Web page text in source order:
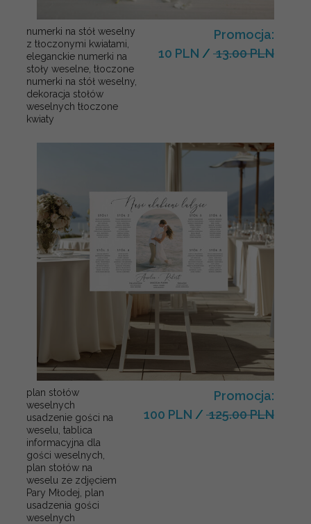
numerki na stół weselny
z tłoczonymi kwiatami,
eleganckie numerki na
stoły weselne, tłoczone
numerki na stół weselny,
dekoracja stołów
weselnych tłoczone
kwiaty
Promocja:
10 PLN / 13.00 PLN
plan stołów
weselnych
usadzenie gości na
weselu, tablica
informacyjna dla
gości weselnych,
plan stołów na
weselu ze zdjęciem
Pary Młodej, plan
usadzenia gości
weselnych
Promocja:
100 PLN / 125.00 PLN